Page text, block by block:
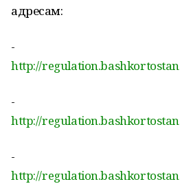
адресам:
-
http://
-
http://
-
http://